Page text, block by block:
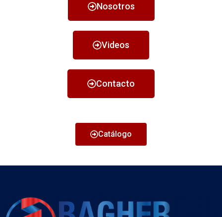
Nosotros
Videos
Contacto
Catálogo